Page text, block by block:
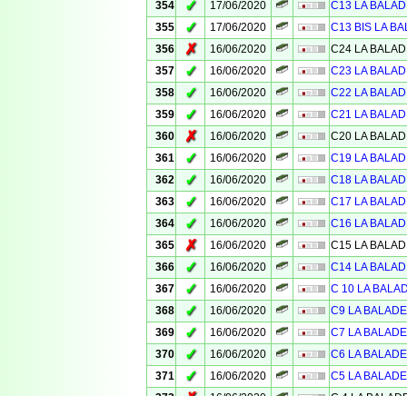
354
✓ 17/06/2020
C13 LA
355
✓ 17/06/2020
C13 BIS LA
356
✗ 16/06/2020
C24 LA
357
✓ 16/06/2020
C23 LA
358
✓ 16/06/2020
C22 LA
359
✓ 16/06/2020
C21 LA
360
✗ 16/06/2020
C20 LA
361
✓ 16/06/2020
C19 LA
362
✓ 16/06/2020
C18 LA
363
✓ 16/06/2020
C17 LA
364
✓ 16/06/2020
C16 LA
365
✗ 16/06/2020
C15 LA
366
✓ 16/06/2020
C14 LA
367
✓ 16/06/2020
C 10 LA
368
✓ 16/06/2020
C9 LA
369
✓ 16/06/2020
C7 LA
370
✓ 16/06/2020
C6 LA
371
✓ 16/06/2020
C5 LA